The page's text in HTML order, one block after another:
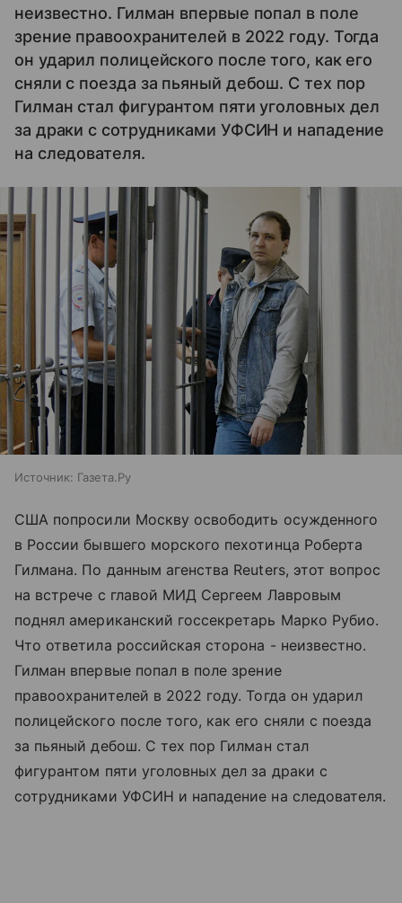
неизвестно. Гилман впервые попал в поле
зрение правоохранителей в 2022 году. Тогда
он ударил полицейского после того, как его
сняли с поезда за пьяный дебош. С тех пор
Гилман стал фигурантом пяти уголовных дел
за драки с сотрудниками УФСИН и нападение
на следователя.
Источник: Газета.Ру
США попросили Москву освободить осужденного
в России бывшего морского пехотинца Роберта
Гилмана. По данным агенства Reuters, этот вопрос
на встрече с главой МИД Сергеем Лавровым
поднял американский госсекретарь Марко Рубио.
Что ответила российская сторона - неизвестно.
Гилман впервые попал в поле зрение
правоохранителей в 2022 году. Тогда он ударил
полицейского после того, как его сняли с поезда
за пьяный дебош. С тех пор Гилман стал
фигурантом пяти уголовных дел за драки с
сотрудниками УФСИН и нападение на следователя.